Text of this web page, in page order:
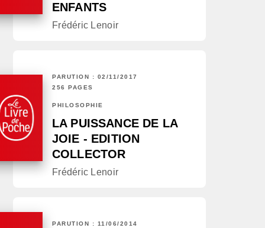
ENFANTS
Frédéric Lenoir
PARUTION : 02/11/2017
256 PAGES
PHILOSOPHIE
LA PUISSANCE DE LA
JOIE - EDITION
COLLECTOR
Frédéric Lenoir
PARUTION : 11/06/2014